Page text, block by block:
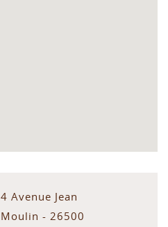
4 Avenue Jean
Moulin - 26500